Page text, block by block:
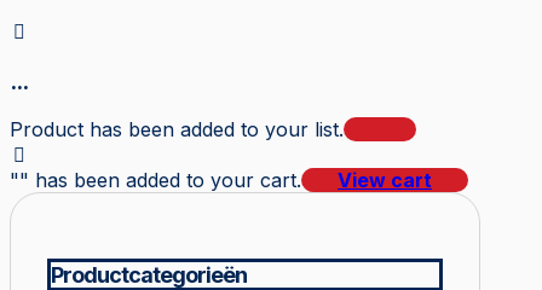
...
Product has been added to your list.
"" has been added to your cart. View cart
Productcategorieën